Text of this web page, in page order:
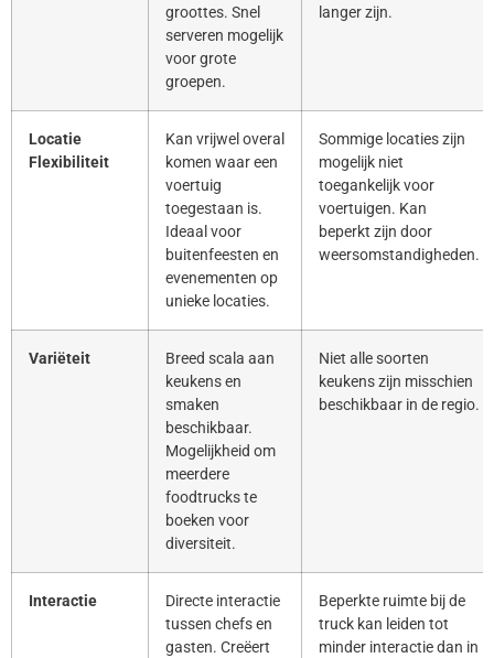
groottes. Snel
serveren mogelijk
voor grote
groepen.
langer zijn.
Locatie
Flexibiliteit
Kan vrijwel overal
komen waar een
voertuig
toegestaan is.
Ideaal voor
buitenfeesten en
evenementen op
unieke locaties.
Sommige locaties zijn
mogelijk niet
toegankelijk voor
voertuigen. Kan
beperkt zijn door
weersomstandigheden.
Variëteit
Breed scala aan
keukens en
smaken
beschikbaar.
Mogelijkheid om
meerdere
foodtrucks te
boeken voor
diversiteit.
Niet alle soorten
keukens zijn misschien
beschikbaar in de regio.
Interactie
Directe interactie
tussen chefs en
gasten. Creëert
Beperkte ruimte bij de
truck kan leiden tot
minder interactie dan in